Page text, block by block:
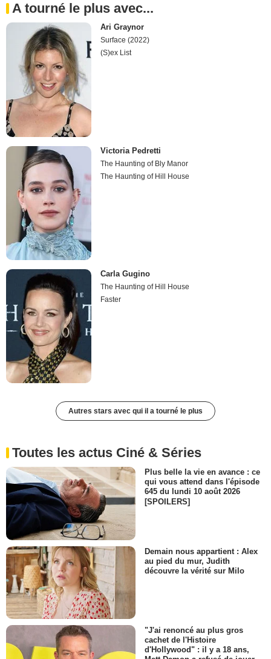
A tourné le plus avec...
Ari Graynor
Surface (2022)
(S)ex List
Victoria Pedretti
The Haunting of Bly Manor
The Haunting of Hill House
Carla Gugino
The Haunting of Hill House
Faster
Autres stars avec qui il a tourné le plus
Toutes les actus Ciné & Séries
Plus belle la vie en avance : ce
qui vous attend dans l'épisode
645 du lundi 10 août 2026
[SPOILERS]
Demain nous appartient : Alex
au pied du mur, Judith
découvre la vérité sur Milo
"J'ai renoncé au plus gros
cachet de l'Histoire
d'Hollywood" : il y a 18 ans,